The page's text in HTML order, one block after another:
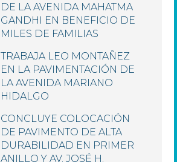
DE LA AVENIDA MAHATMA
GANDHI EN BENEFICIO DE
MILES DE FAMILIAS
TRABAJA LEO MONTAÑEZ
EN LA PAVIMENTACIÓN DE
LA AVENIDA MARIANO
HIDALGO
CONCLUYE COLOCACIÓN
DE PAVIMENTO DE ALTA
DURABILIDAD EN PRIMER
ANILLO Y AV. JOSÉ H.